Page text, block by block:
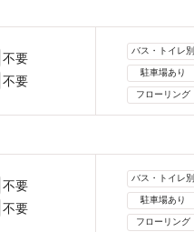
不要
不要
バス・トイレ別
駐車場あり
フローリング
不要
不要
バス・トイレ別
駐車場あり
フローリング